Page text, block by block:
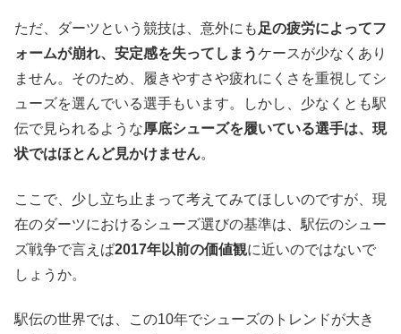
ただ、ダーツという競技は、意外にも 足の疲労によってフ
ォームが崩れ、安定感を失ってしまうケースが少なくあり
ません。そのため、履きやすさや疲れにくさを重視してシ
ューズを選んでいる選手もいます。しかし、少なくとも駅
伝で見られるような厚底シューズを履いている選手は、現
状ではほとんど見かけません。
ここで、少し立ち止まって考えてみてほしいのですが、現
在のダーツにおけるシューズ選びの基準は、駅伝のシュー
ズ戦争で言えば2017年以前の価値観に近いのではないで
しょうか。
駅伝の世界では、この10年でシューズのトレンドが大き